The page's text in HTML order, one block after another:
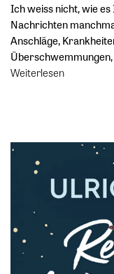
Ich weiss nicht, wie
Nachrichten
Anschläge,
Weiterlesen